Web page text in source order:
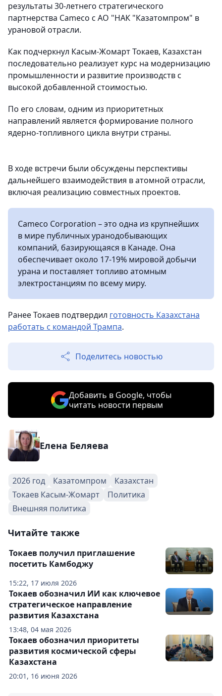
результаты 30-летнего стратегического
партнерства Cameco с АО "НАК "Казатомпром" в
урановой отрасли.
Как подчеркнул Касым-Жомарт Токаев, Казахстан
последовательно реализует курс на модернизацию
промышленности и развитие производств с
высокой добавленной стоимостью.
По его словам, одним из приоритетных
направлений является формирование полного
ядерно-топливного цикла внутри страны.
В ходе встречи были обсуждены перспективы
дальнейшего взаимодействия в атомной отрасли,
включая реализацию совместных проектов.
Cameco Corporation – это одна из крупнейших
в мире публичных уранодобывающих
компаний, базирующаяся в Канаде. Она
обеспечивает около 17-19% мировой добычи
урана и поставляет топливо атомным
электростанциям по всему миру.
Ранее Токаев подтвердил готовность Казахстана
работать с командой Трампа.
Поделитесь новостью
Добавить в Google, чтобы
читать новости первым
Елена Беляева
2026 год Казатомпром
Казахстан
Токаев Касым-Жомарт
Политика
Внешняя политика
Читайте также
15:22, 17 июля 2026
Токаев получил приглашение
посетить Камбоджу
13:48, 04 мая 2026
Токаев обозначил ИИ как ключевое
стратегическое направление
развития Казахстана
20:01, 16 июня 2026
Токаев обозначил приоритеты
развития космической сферы
Казахстана